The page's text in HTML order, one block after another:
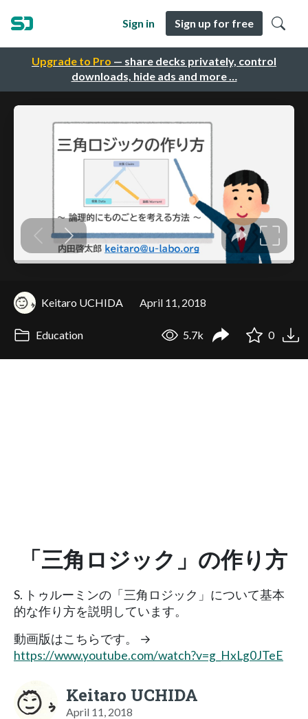
Upgrade to Pro — share decks privately, control
downloads, hide ads and more …
Sign in Sign up for free
Keitaro UCHIDA April 11, 2018
Education 5.7k 0
「三角ロジック」の作り方
S. トゥルーミンの「三角ロジック」について基本
的な作り方を説明しています。
動画版はこちらです。 →
https://www.youtube.com/watch?v=g_HxLg0JTeE
Keitaro UCHIDA
April 11, 2018